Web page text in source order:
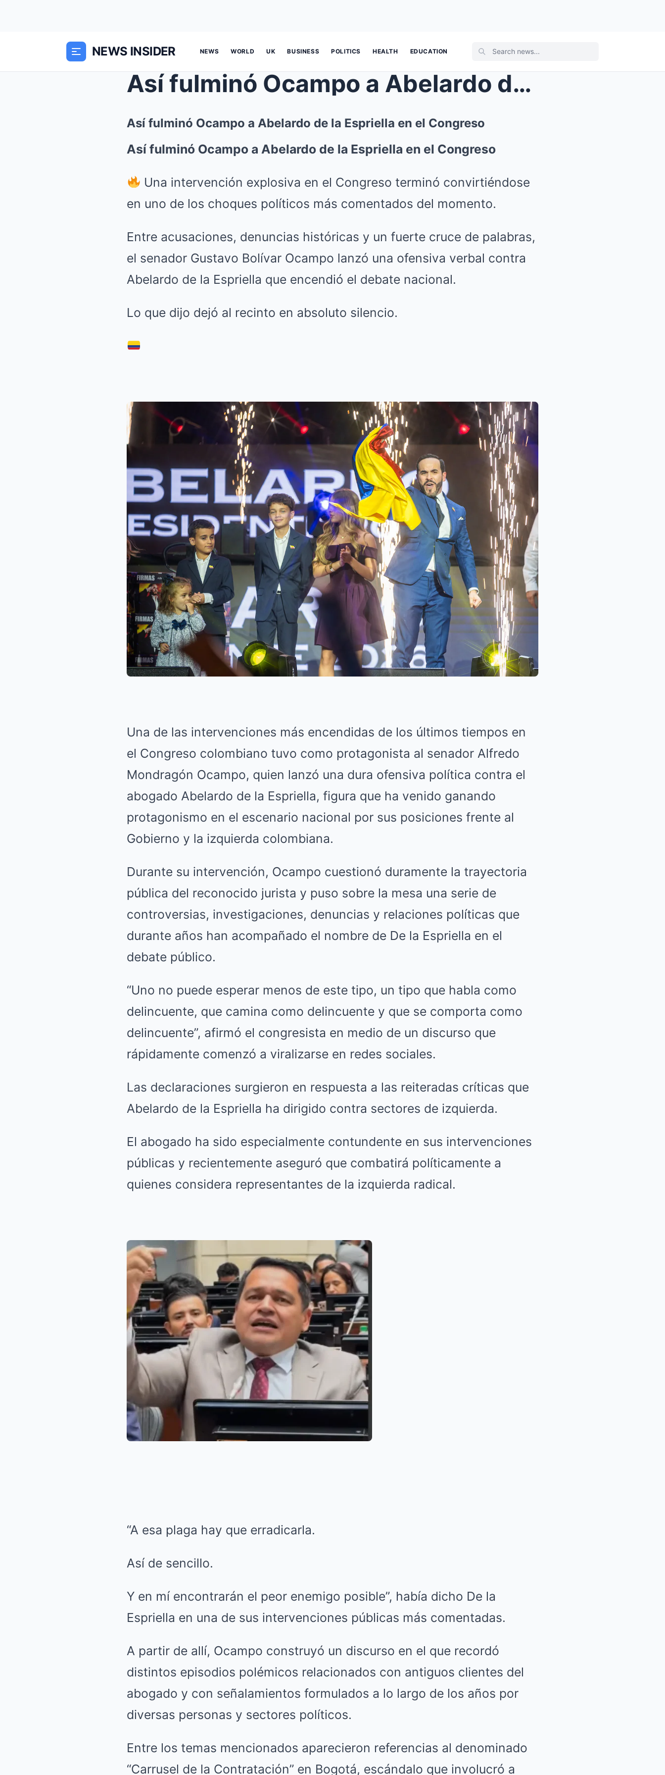
NEWS INSIDER NEWS WORLD UK BUSINESS POLITICS HEALTH EDUCATION
Así fulminó Ocampo a Abelardo de la Espriella en e...
Así fulminó Ocampo a Abelardo de la Espriella en el Congreso
Así fulminó Ocampo a Abelardo de la Espriella en el Congreso
Una intervención explosiva en el Congreso terminó convirtiéndose
en uno de los choques políticos más comentados del momento.
Entre acusaciones, denuncias históricas y un fuerte cruce de palabras,
el senador Gustavo Bolívar Ocampo lanzó una ofensiva verbal contra
Abelardo de la Espriella que encendió el debate nacional.
Lo que dijo dejó al recinto en absoluto silencio.
Una de las intervenciones más encendidas de los últimos tiempos en
el Congreso colombiano tuvo como protagonista al senador Alfredo
Mondragón Ocampo, quien lanzó una dura ofensiva política contra el
abogado Abelardo de la Espriella, figura que ha venido ganando
protagonismo en el escenario nacional por sus posiciones frente al
Gobierno y la izquierda colombiana.
Durante su intervención, Ocampo cuestionó duramente la trayectoria
pública del reconocido jurista y puso sobre la mesa una serie de
controversias, investigaciones, denuncias y relaciones políticas que
durante años han acompañado el nombre de De la Espriella en el
debate público.
“Uno no puede esperar menos de este tipo, un tipo que habla como
delincuente, que camina como delincuente y que se comporta como
delincuente”, afirmó el congresista en medio de un discurso que
rápidamente comenzó a viralizarse en redes sociales.
Las declaraciones surgieron en respuesta a las reiteradas críticas que
Abelardo de la Espriella ha dirigido contra sectores de izquierda.
El abogado ha sido especialmente contundente en sus intervenciones
públicas y recientemente aseguró que combatirá políticamente a
quienes considera representantes de la izquierda radical.
“A esa plaga hay que erradicarla.
Así de sencillo.
Y en mí encontrarán el peor enemigo posible”, había dicho De la
Espriella en una de sus intervenciones públicas más comentadas.
A partir de allí, Ocampo construyó un discurso en el que recordó
distintos episodios polémicos relacionados con antiguos clientes del
abogado y con señalamientos formulados a lo largo de los años por
diversas personas y sectores políticos.
Entre los temas mencionados aparecieron referencias al denominado
“Carrusel de la Contratación” en Bogotá, escándalo que involucró a